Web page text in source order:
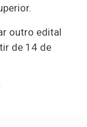
outro edital
de 14 de